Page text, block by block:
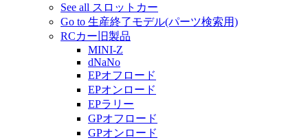
See all スロットカー
Go to 生産終了モデル(パーツ検索用)
RCカー旧製品
MINI-Z
dNaNo
EPオフロード
EPオンロード
EPラリー
GPオフロード
GPオンロード